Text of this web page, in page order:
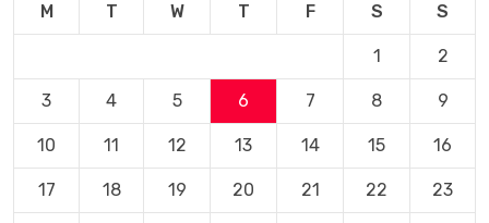
M T W T F S S
1 2
3 4 5 6 7 8 9
10 11 12 13 14 15 16
17 18 19 20 21 22 23